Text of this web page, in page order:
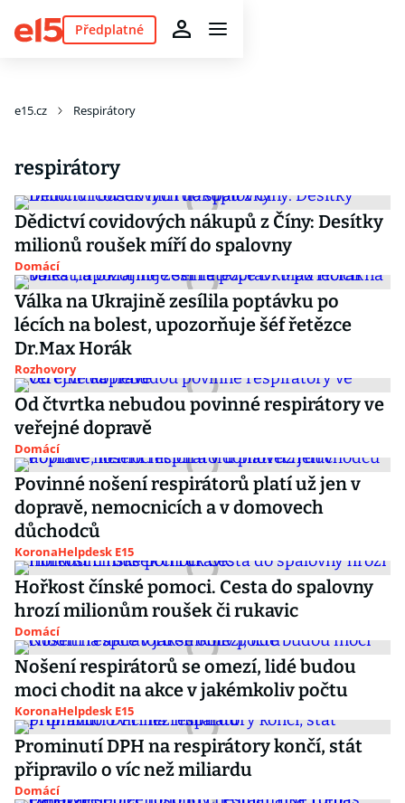
Předplatné
e15.cz Respirátory
respirátory
Dědictví covidových nákupů z Číny: Desítky
milionů roušek míří do spalovny
Domácí
Válka na Ukrajině zesílila poptávku po
lécích na bolest, upozorňuje šéf řetězce
Dr.Max Horák
Rozhovory
Od čtvrtka nebudou povinné respirátory ve
veřejné dopravě
Domácí
Povinné nošení respirátorů platí už jen v
dopravě, nemocnicích a v domovech
důchodců
KoronaHelpdesk E15
Hořkost čínské pomoci. Cesta do spalovny
hrozí milionům roušek či rukavic
Domácí
Nošení respirátorů se omezí, lidé budou
moci chodit na akce v jakémkoliv počtu
KoronaHelpdesk E15
Prominutí DPH na respirátory končí, stát
připravilo o víc než miliardu
Domácí